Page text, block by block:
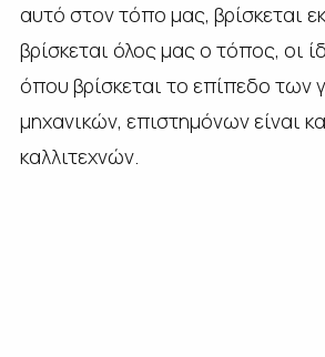
αυτό στον τόπο μας, βρίσκεται
βρίσκεται όλος μας ο τόπος, οι
όπου βρίσκεται το επίπεδο των
μηχανικών, επιστημόνων είναι
καλλιτεχνών.